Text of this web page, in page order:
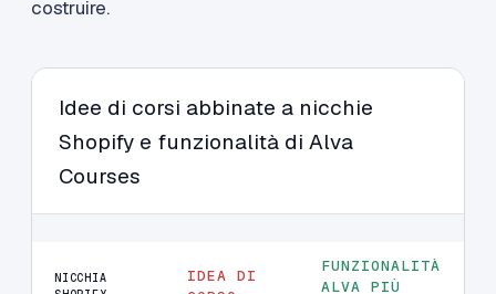
costruire.
Idee di corsi abbinate a nicchie
Shopify e funzionalità di Alva
Courses
NICCHIA
IDEA DI
FUNZIONALITÀ
ALVA PIÙ